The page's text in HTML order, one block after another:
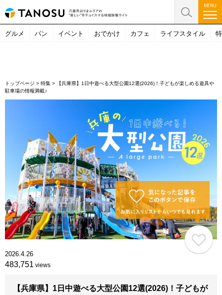
グルメ パン イベント おでかけ カフェ ライフスタイル
トップページ >特集 >
【兵庫県】1日中遊べる大型公園12選(2026)！子どもが楽しめる遊具や
駐車場の情報満載♪
2026.4.26
483,751 views
【兵庫県】1日中遊べる大型公園12選(2026)！子どもが